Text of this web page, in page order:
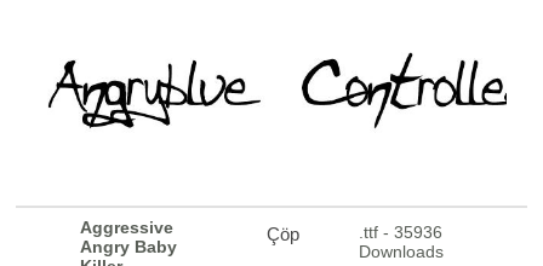
Aggressive
Angry Baby
Çöp
.ttf - 35936
Downloads